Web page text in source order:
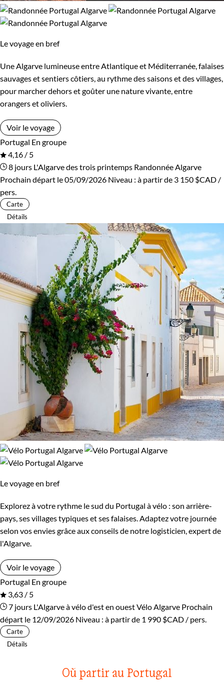
Le voyage en bref
Une Algarve lumineuse entre Atlantique et Méditerranée, falaises
sauvages et sentiers côtiers, au rythme des saisons et des villages,
pour marcher dehors et goûter une nature vivante, entre
orangers et oliviers.
Voir le voyage
Portugal En groupe
4,16 / 5
8 jours L'Algarve des trois printemps Randonnée Algarve
Prochain départ le 05/09/2026 Niveau : à partir de 3 150 $CAD /
pers.
Carte
Détails
Le voyage en bref
Explorez à votre rythme le sud du Portugal à vélo : son arrière-
pays, ses villages typiques et ses falaises. Adaptez votre journée
selon vos envies grâce aux conseils de notre logisticien, expert de
l'Algarve.
Voir le voyage
Portugal En groupe
3,63 / 5
7 jours L'Algarve à vélo d'est en ouestVélo Algarve Prochain
départ le 12/09/2026 Niveau : à partir de 1 990 $CAD / pers.
Carte
Détails
Où partir au Portugal